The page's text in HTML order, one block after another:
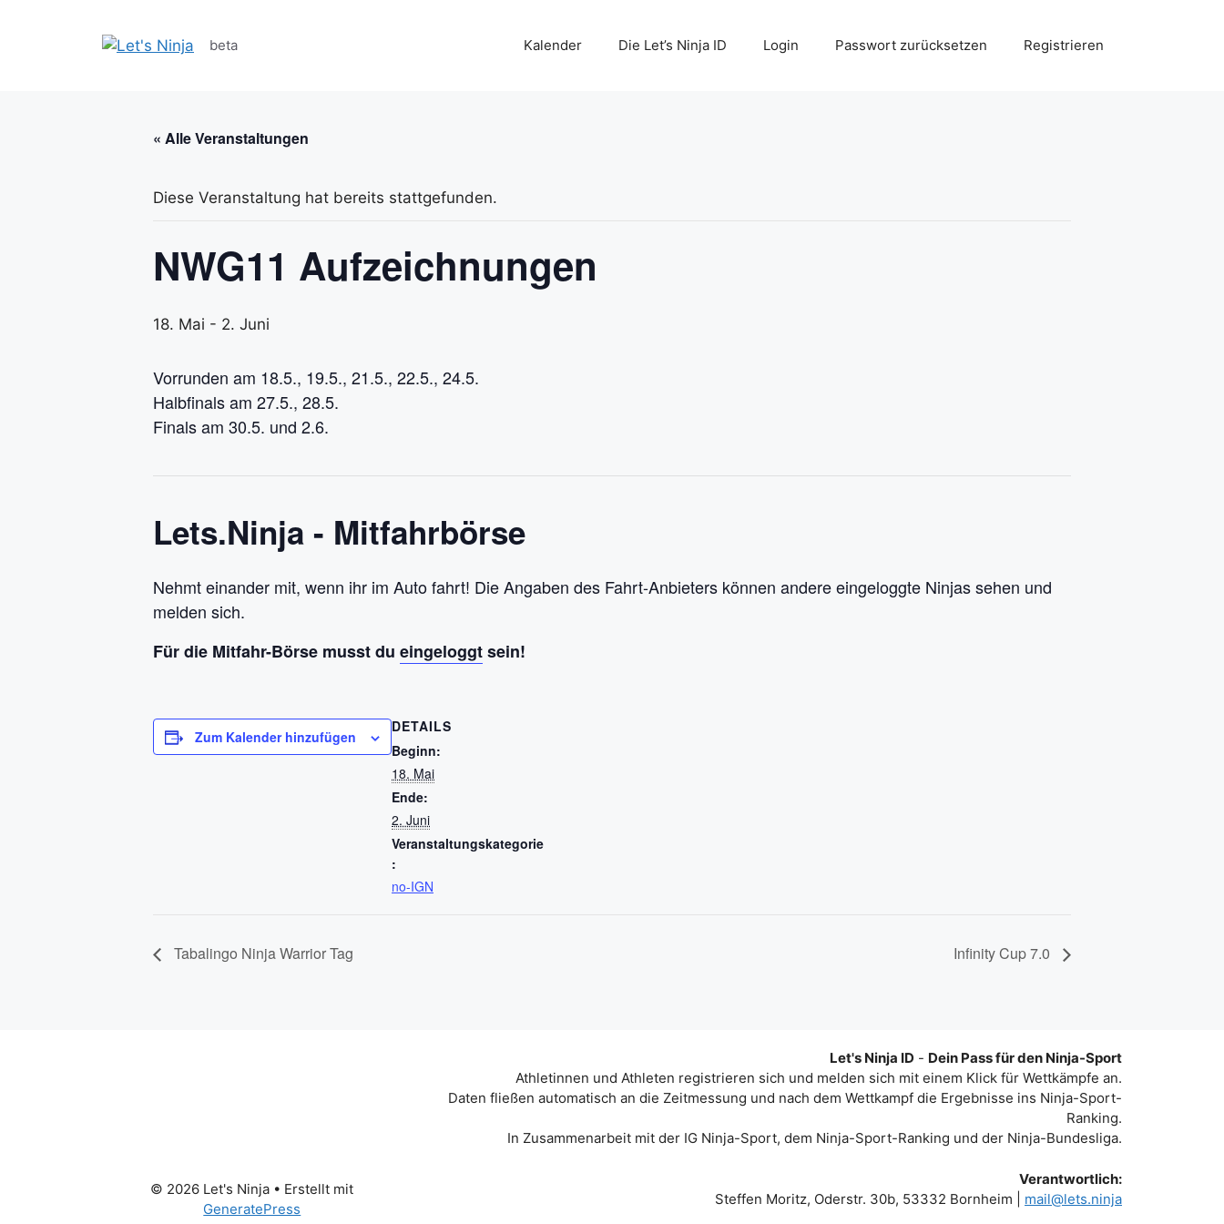
beta Kalender Die Let’s Ninja ID Login Passwort zurücksetzen Registrieren
« Alle Veranstaltungen
Diese Veranstaltung hat bereits stattgefunden.
NWG11 Aufzeichnungen
18. Mai - 2. Juni
Vorrunden am 18.5., 19.5., 21.5., 22.5., 24.5.
Halbfinals am 27.5., 28.5.
Finals am 30.5. und 2.6.
Lets.Ninja - Mitfahrbörse
Nehmt einander mit, wenn ihr im Auto fahrt! Die Angaben des Fahrt-Anbieters können andere eingeloggte Ninjas sehen und
melden sich.
Für die Mitfahr-Börse musst du eingeloggtsein!
Zum Kalender hinzufügen
DETAILS
Beginn:
18. Mai
Ende:
2. Juni
Veranstaltungskategorie
:
no-IGN
Tabalingo Ninja Warrior Tag Infinity Cup 7.0
Let's Ninja ID - Dein Pass für den Ninja-Sport
Athletinnen und Athleten registrieren sich und melden sich mit einem Klick für Wettkämpfe an.
Daten fließen automatisch an die Zeitmessung und nach dem Wettkampf die Ergebnisse ins Ninja-Sport-
Ranking.
In Zusammenarbeit mit der IG Ninja-Sport, dem Ninja-Sport-Ranking und der Ninja-Bundesliga.
Verantwortlich:
Steffen Moritz, Oderstr. 30b, 53332 Bornheim | mail@lets.ninja
© 2026 Let's Ninja • Erstellt mit
GeneratePress